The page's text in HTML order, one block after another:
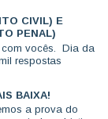
CIVIL) E
PENAL)
com vocês. Dia da
respostas
BAIXA!
a prova do